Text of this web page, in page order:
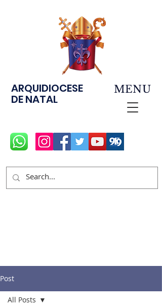
ARQUIDIOCESE
DE NATAL
MENU
Post
All Posts